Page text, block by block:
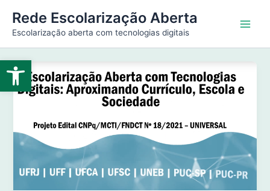
Abrir a barra de ferramentas
para
conteúdo
Rede Escolarização Aberta
Escolarização aberta com tecnologias digitais